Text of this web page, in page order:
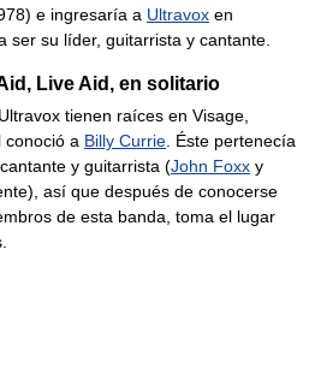
e ingresaría a Ultravox en
ser su líder, guitarrista y cantante.
Live Aid, en solitario
tienen raíces en Visage,
conoció a Billy Currie . Éste pertenecía
y guitarrista (John Foxx y
así que después de conocerse
de esta banda, toma el lugar